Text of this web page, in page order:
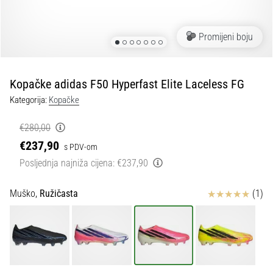
1. 7. 2025
•
1 min. čitanja
Play
for
More
Pripremi
za
ženski
Promijeni boju
Kopačke adidas F50 Hyperfast Elite Laceless FG
Kategorija: Kopačke
€280,00
€237,90 s PDV-om
Posljednja najniža cijena: €237,90
Muško, Ružičasta Ocjena proizvoda
(1)